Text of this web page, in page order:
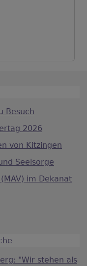
Besuch
2026
von Kitzingen
Seelsorge
im Dekanat
"Wir stehen als